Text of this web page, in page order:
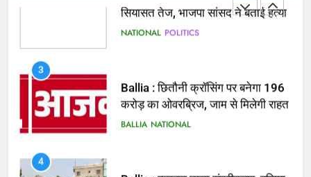
Ballia : छितौनी क्रॉसिंग पर बनेगा 196
4
Ballia : कटहल नाला सुंदरीकरण, बलिया